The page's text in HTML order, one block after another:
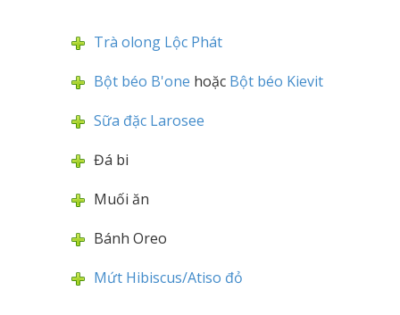
Trà olong Lộc Phát
Bột béo B'one hoặc Bột béo Kievit
Sữa đặc Larosee
Đá bi
Muối ăn
Bánh Oreo
Mứt Hibiscus/Atiso đỏ